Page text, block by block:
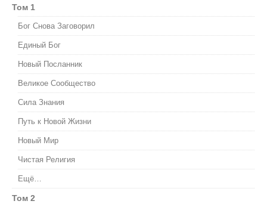
Том 1
Бог Снова Заговорил
Единый Бог
Новый Посланник
Великое Сообщество
Сила Знания
Путь к Новой Жизни
Новый Мир
Чистая Религия
Ещё…
Том 2